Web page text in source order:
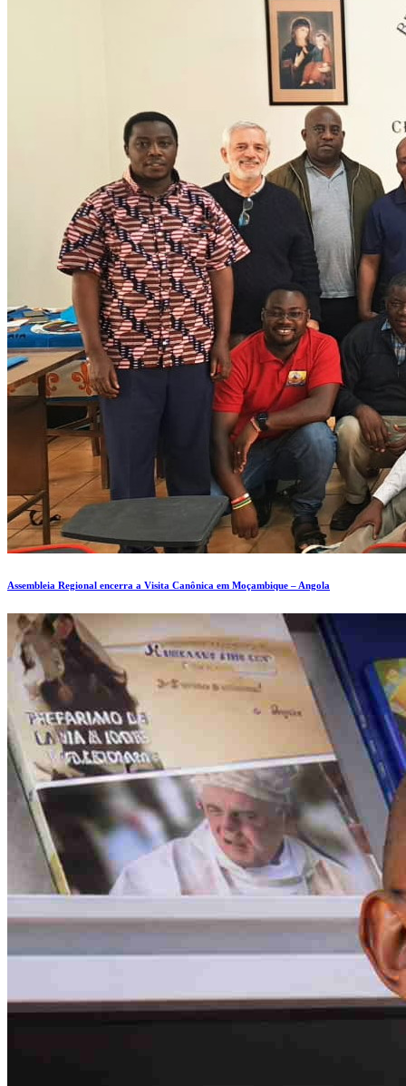
Assembleia Regional encerra a Visita Canônica em Moçambique – Angola